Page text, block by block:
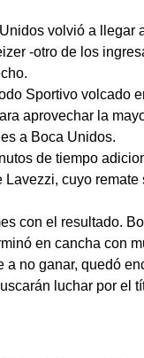
volvió a llegar
-otro de los
Sportivo volcado
aprovechar la
a Boca Unidos.
de tiempo
cuyo
con el resultado.
en cancha con
no ganar, quedó
luchar por el